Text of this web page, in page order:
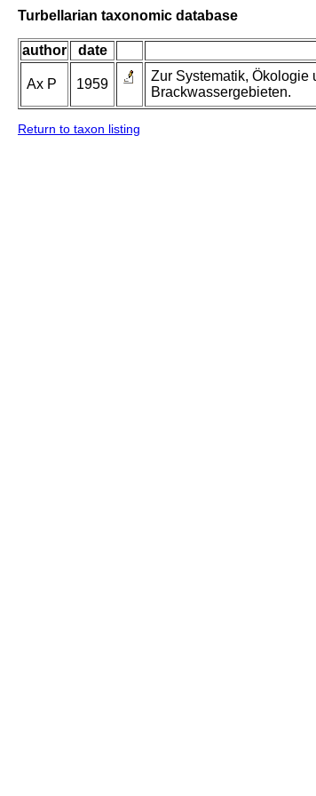
Turbellarian taxonomic database
author date
Ax P 1959
Zur Systematik, Ökologie
Brackwassergebieten.
Return to taxon listing